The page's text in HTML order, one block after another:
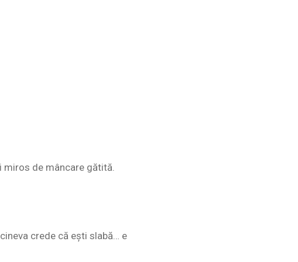
de mâncare gătită.
crede că ești slabă… e